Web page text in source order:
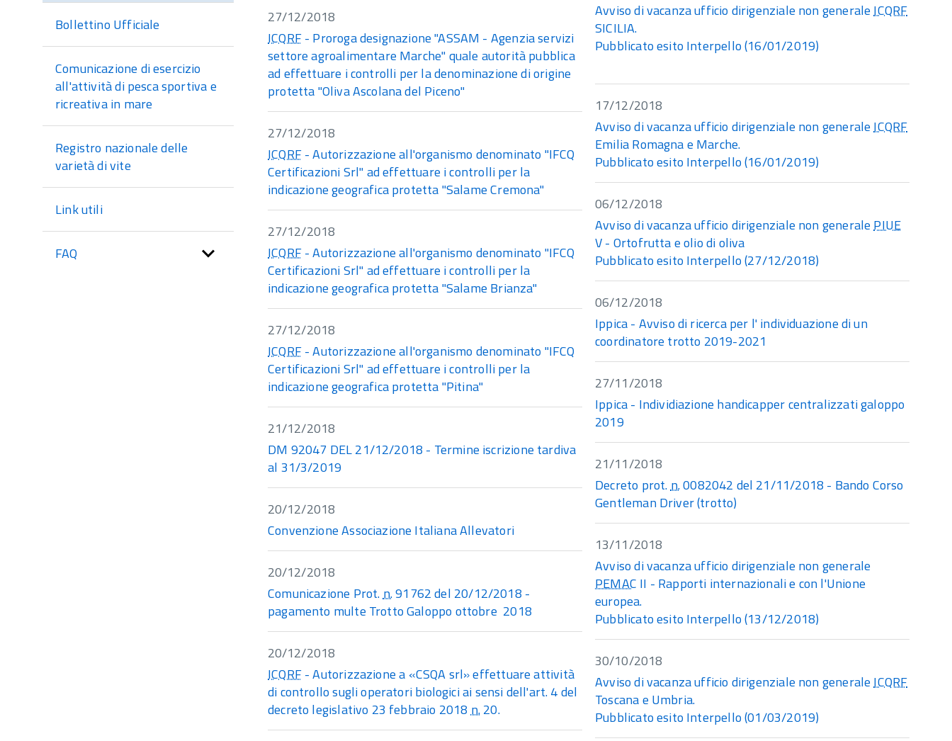
Bollettino Ufficiale
Comunicazione di esercizio
all'attività di pesca sportiva e
ricreativa in mare
Registro nazionale delle
varietà di vite
Link utili
FAQ
27/12/2018
ICQRF- Proroga designazione "ASSAM - Agenzia servizi
settore agroalimentare Marche" quale autorità pubblica
ad effettuare i controlli per la denominazione di origine
protetta "Oliva Ascolana del Piceno"
27/12/2018
ICQRF- Autorizzazione all'organismo denominato "IFCQ
Certificazioni Srl" ad effettuare i controlli per la
indicazione geografica protetta "Salame Cremona"
27/12/2018
ICQRF- Autorizzazione all'organismo denominato "IFCQ
Certificazioni Srl" ad effettuare i controlli per la
indicazione geografica protetta "Salame Brianza"
27/12/2018
ICQRF- Autorizzazione all'organismo denominato "IFCQ
Certificazioni Srl" ad effettuare i controlli per la
indicazione geografica protetta "Pitina"
21/12/2018
DM 92047 DEL 21/12/2018 - Termine iscrizione tardiva
al 31/3/2019
20/12/2018
Convenzione Associazione Italiana Allevatori
20/12/2018
Comunicazione Prot.n.91762 del 20/12/2018 -
pagamento multe Trotto Galoppo ottobre 2018
20/12/2018
ICQRF- Autorizzazione a «CSQA srl» effettuare attività
di controllo sugli operatori biologici ai sensi dell'art. 4 del
decreto legislativo 23 febbraio 2018n.20.
Avviso di vacanza ufficio dirigenziale non generaleICQRF
SICILIA.
Pubblicato esito Interpello (16/01/2019)
17/12/2018
Avviso di vacanza ufficio dirigenziale non generaleICQRF
Emilia Romagna e Marche.
Pubblicato esito Interpello (16/01/2019)
06/12/2018
Avviso di vacanza ufficio dirigenziale non generalePIUE
V - Ortofrutta e olio di oliva
Pubblicato esito Interpello (27/12/2018)
06/12/2018
Ippica - Avviso di ricerca per l' individuazione di un
coordinatore trotto 2019-2021
27/11/2018
Ippica - Individiazione handicapper centralizzati galoppo
2019
21/11/2018
Decreto prot.n.0082042 del 21/11/2018 - Bando Corso
Gentleman Driver (trotto)
13/11/2018
Avviso di vacanza ufficio dirigenziale non generale
PEMAC II - Rapporti internazionali e con l'Unione
europea.
Pubblicato esito Interpello (13/12/2018)
30/10/2018
Avviso di vacanza ufficio dirigenziale non generaleICQRF
Toscana e Umbria.
Pubblicato esito Interpello (01/03/2019)